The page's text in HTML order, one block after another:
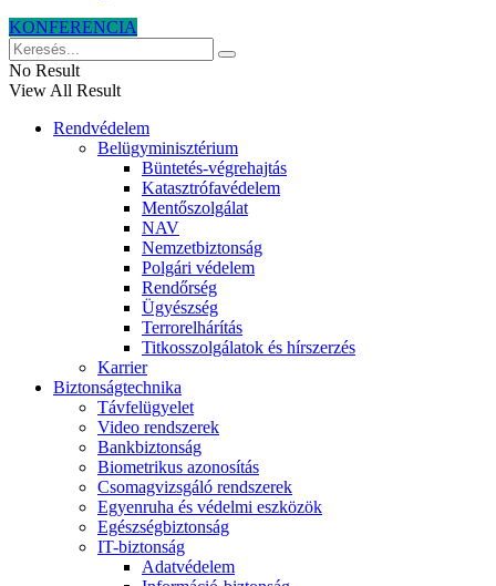
KONFERENCIA
No Result
View All Result
Rendvédelem
Belügyminisztérium
Büntetés-végrehajtás
Katasztrófavédelem
Mentőszolgálat
NAV
Nemzetbiztonság
Polgári védelem
Rendőrség
Ügyészség
Terrorelhárítás
Titkosszolgálatok és hírszerzés
Karrier
Biztonságtechnika
Távfelügyelet
Video rendszerek
Bankbiztonság
Biometrikus azonosítás
Csomagvizsgáló rendszerek
Egyenruha és védelmi eszközök
Egészségbiztonság
IT-biztonság
Adatvédelem